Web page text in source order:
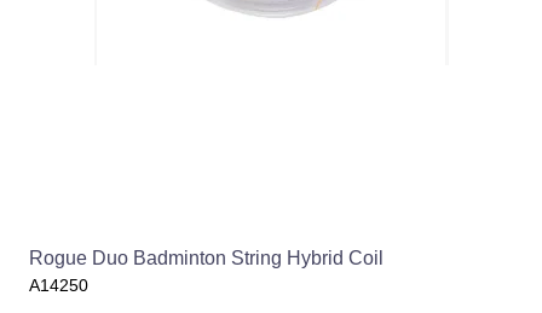
Rogue Duo Badminton String Hybrid Coil
A14250